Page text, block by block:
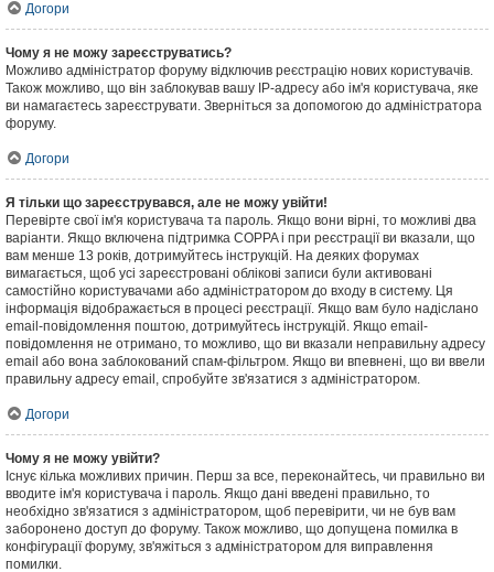
Догори
Чому я не можу зареєструватись?
Можливо адміністратор форуму відключив реєстрацію нових користувачів.
Також можливо, що він заблокував вашу IP-адресу або ім'я користувача, яке
ви намагаєтесь зареєструвати. Зверніться за допомогою до адміністратора
форуму.
Догори
Я тільки що зареєструвався, але не можу увійти!
Перевірте свої ім'я користувача та пароль. Якщо вони вірні, то можливі два
варіанти. Якщо включена підтримка COPPA і при реєстрації ви вказали, що
вам менше 13 років, дотримуйтесь інструкцій. На деяких форумах
вимагається, щоб усі зареєстровані облікові записи були активовані
самостійно користувачами або адміністратором до входу в систему. Ця
інформація відображається в процесі реєстрації. Якщо вам було надіслано
email-повідомлення поштою, дотримуйтесь інструкцій. Якщо email-
повідомлення не отримано, то можливо, що ви вказали неправильну адресу
email або вона заблокований спам-фільтром. Якщо ви впевнені, що ви ввели
правильну адресу email, спробуйте зв'язатися з адміністратором.
Догори
Чому я не можу увійти?
Існує кілька можливих причин. Перш за все, переконайтесь, чи правильно ви
вводите ім'я користувача і пароль. Якщо дані введені правильно, то
необхідно зв'язатися з адміністратором, щоб перевірити, чи не був вам
заборонено доступ до форуму. Також можливо, що допущена помилка в
конфігурації форуму, зв'яжіться з адміністратором для виправлення
помилки.